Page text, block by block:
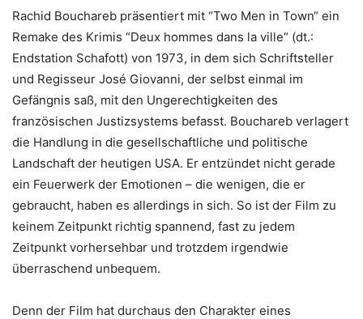
Rachid Bouchareb präsentiert mit “Two Men in Town“ ein
Remake des Krimis “Deux hommes dans la ville“ (dt.:
Endstation Schafott) von 1973, in dem sich Schriftsteller
und Regisseur José Giovanni, der selbst einmal im
Gefängnis saß, mit den Ungerechtigkeiten des
französischen Justizsystems befasst. Bouchareb verlagert
die Handlung in die gesellschaftliche und politische
Landschaft der heutigen USA. Er entzündet nicht gerade
ein Feuerwerk der Emotionen – die wenigen, die er
gebraucht, haben es allerdings in sich. So ist der Film zu
keinem Zeitpunkt richtig spannend, fast zu jedem
Zeitpunkt vorhersehbar und trotzdem irgendwie
überraschend unbequem.
Denn der Film hat durchaus den Charakter eines